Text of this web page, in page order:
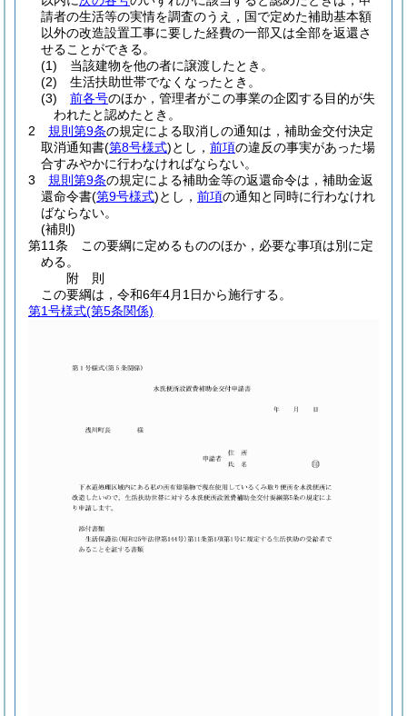
請者の生活等の実情を調査のうえ，国で定めた補助基本額
以外の改造設置工事に要した経費の一部又は全部を返還さ
せることができる。
(1)
当該建物を他の者に譲渡したとき。
(2)
生活扶助世帯でなくなったとき。
(3)
前各号のほか，管理者がこの事業の企図する目的が失
われたと認めたとき。
2
規則第9条の規定による取消しの通知は，補助金交付決定
取消通知書(第8号様式)とし， 前項の違反の事実があった場
合すみやかに行わなければならない。
3
規則第9条の規定による補助金等の返還命令は，補助金返
還命令書(第9号様式)とし， 前項の通知と同時に行わなけれ
ばならない。
(補則)
第11条
この要綱に定めるもののほか，必要な事項は別に定
める。
附 則
この要綱は，令和6年4月1日から施行する。
第1号様式(第5条関係)